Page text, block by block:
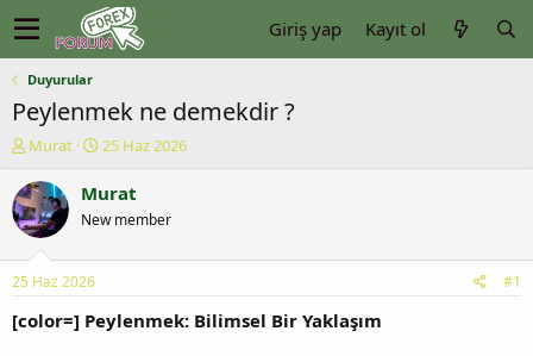
Giriş yap Kayıt ol
Duyurular
Peylenmek ne demekdir ?
K
n
u
y
b
a
ş
Murat
B
ş
a
ç
t
25 Haz 2026
Murat
New member
25 Haz 2026 #1
[color=] Peylenmek: Bilimsel Bir Yaklaşım